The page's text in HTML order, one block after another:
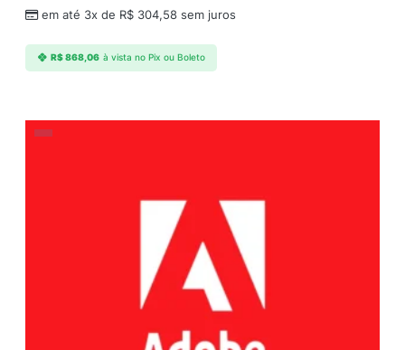
em até 3x de R$ 304,58 sem juros
R$868,06 à vista no Pix ou Boleto